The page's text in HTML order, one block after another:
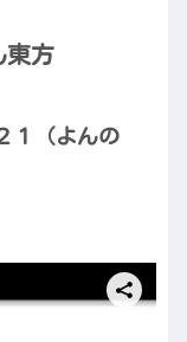
東方
１（よんの